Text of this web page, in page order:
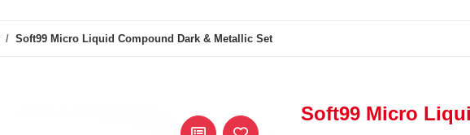
Soft99 Micro Liquid Compound Dark & Metallic Set
Soft99 Micro